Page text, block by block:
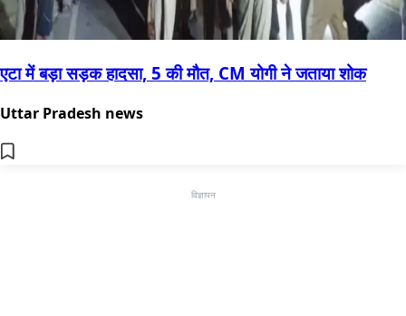
एटा में बड़ा सड़क हादसा, 5 की मौत, CM योगी ने जताया शोक
Uttar Pradesh news
विज्ञापन